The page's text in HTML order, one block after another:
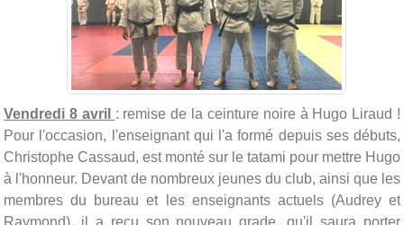
Vendredi 8 avril : remise de la ceinture noire à Hugo Liraud !
Pour l'occasion, l'enseignant qui l'a formé depuis ses débuts,
Christophe Cassaud, est monté sur le tatami pour mettre Hugo
à l'honneur. Devant de nombreux jeunes du club, ainsi que les
membres du bureau et les enseignants actuels (Audrey et
Raymond), il a reçu son nouveau grade, qu'il saura porter